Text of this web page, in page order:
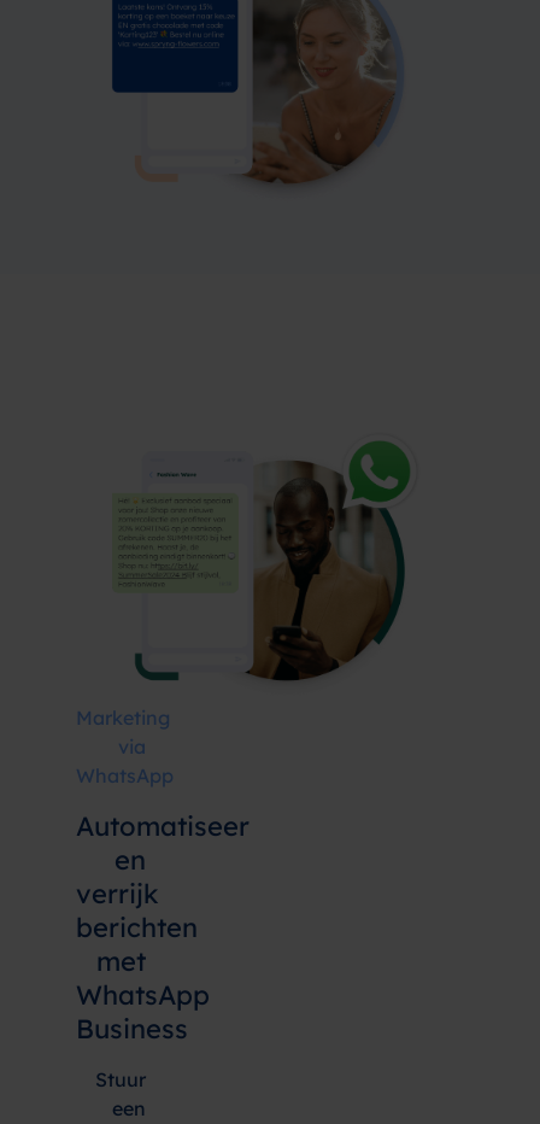
Marketing
via
WhatsApp
Automatiseer
en
verrijk
berichten
met
WhatsApp
Business
Stuur
een